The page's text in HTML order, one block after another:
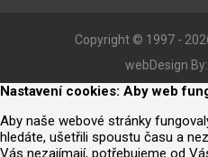
Copyright © 1997 -
webDesign By:
Nastavení cookies: Aby web
Aby naše webové stránky
hledáte, ušetřili spoustu času a
Vás nezajímají, potřebujeme od